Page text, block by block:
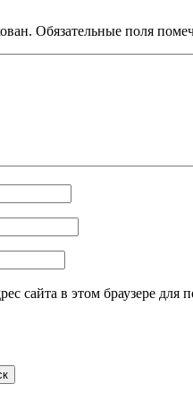
Обязательные поля
сайта в этом браузере